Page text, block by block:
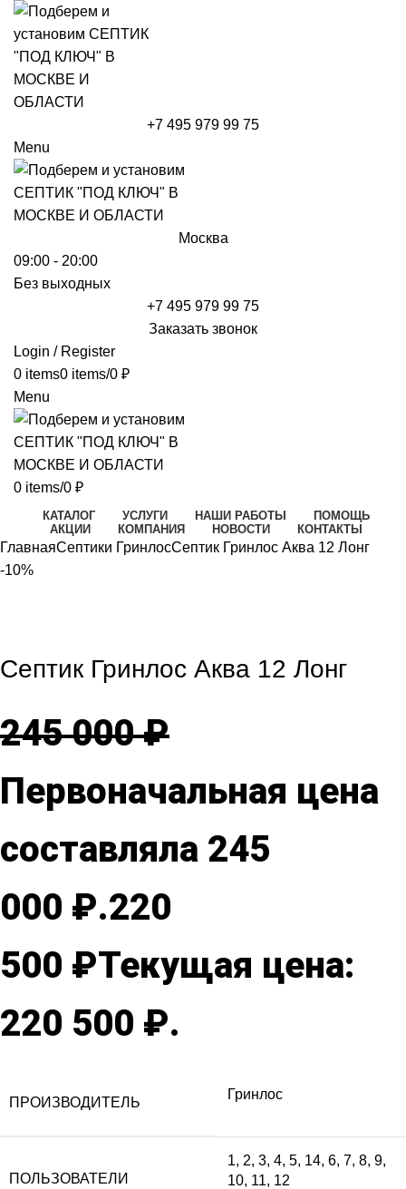
+7 495 979 99 75
Menu
Москва
09:00 - 20:00
Без выходных
+7 495 979 99 75
Заказать звонок
Login / Register
0 items0 items/0 ₽
Menu
0 items/0 ₽
КАТАЛОГ УСЛУГИ НАШИ РАБОТЫ
ПОМОЩЬ
АКЦИИ
КОМПАНИЯ НОВОСТИ КОНТАКТЫ
ГлавнаяСептики ГринлосСептик Гринлос Аква 12 Лонг
-10%
Септик Гринлос Аква 12 Лонг
245 000₽
Первоначальная цена
составляла 245
000 ₽.220
500 ₽Текущая цена:
220 500 ₽.
ПРОИЗВОДИТЕЛЬ
Гринлос
ПОЛЬЗОВАТЕЛИ
1, 2, 3, 4, 5, 14, 6, 7, 8, 9,
10, 11, 12